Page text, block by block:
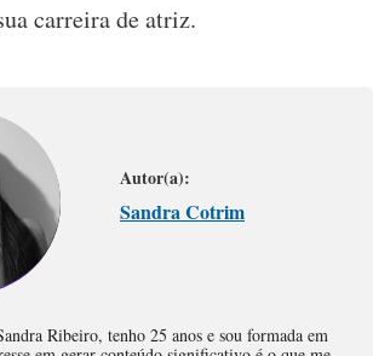
carreira de atriz.
Autor(a):
Sandra Cotrim
Ribeiro, tenho 25 anos e sou formada em